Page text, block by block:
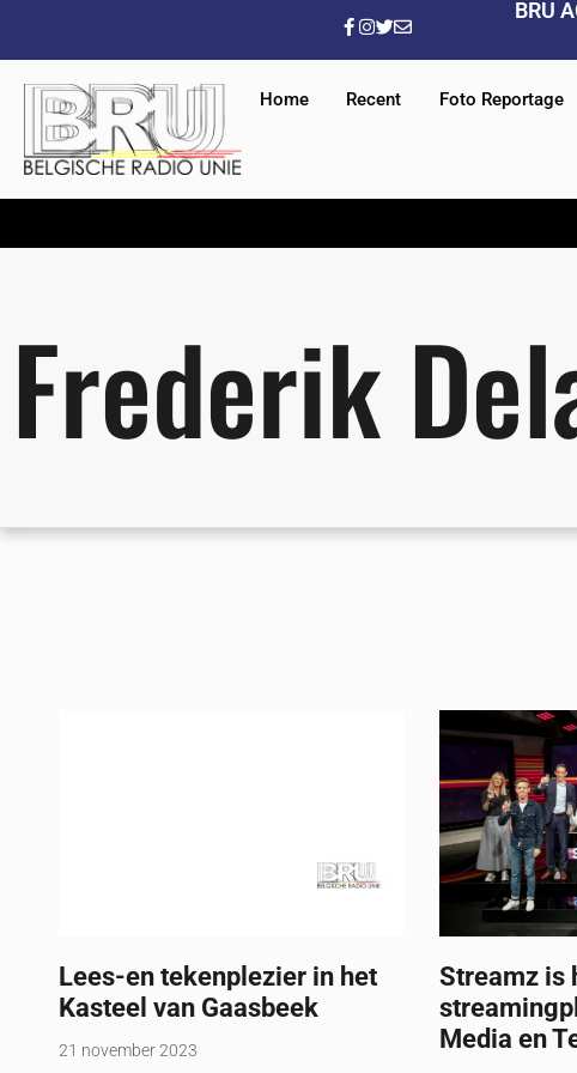
BRU
Home Recent Foto Reportage
Frederik
Lees-en tekenplezier in het
Kasteel ​van Gaasbeek
21 november 2023
Streamz is
Media en